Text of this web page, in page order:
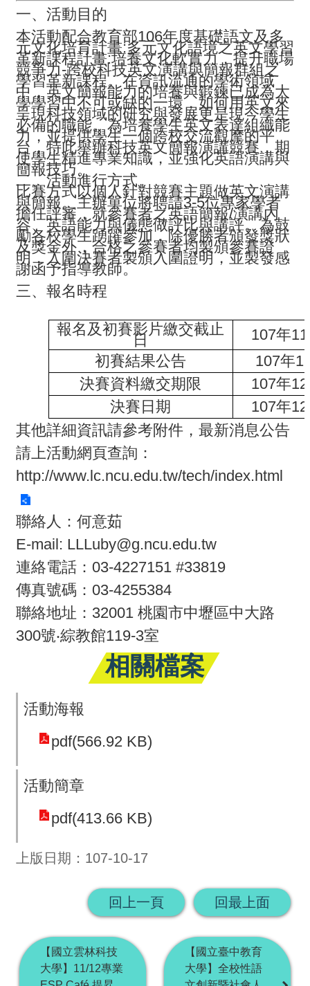
新
訊
息
活
動
訊
息
檔
案
下
載
相
關
頁
網
站
導
覽
一、活動目的
本活動配合教育部106年度基礎語文及多
元文化培育計畫:多元文化語境之英文學習
革新課程計畫:培養文化軟實力，提升職場
競爭力-跨校科技英文演講與簡報群組之
學習革新課程。在資訊流通的學術領域
中，英文簡報能力的培養與鍛鍊已成為大
學學習中不可或缺的一環，如何用英文來
呈現科技領域的研究與發展更是現今學生
必備的職能。為培養學生英文表達組織能
力，並提供學生一個跨校交流觀摩的平
台，特此舉辦科技英文簡報演講競賽，期
使學生精進專業知識，並強化英語演講與
簡報技巧。
二、活動進行方式
比賽方式以個人針對競賽主題做英文演講
與簡報。主辦單位將聘請3-5位專家學者
擔任評審，就參賽者之英語簡報/演講內
容、英語能力與儀態做評比與講評。為鼓
勵各校學生踴躍參加，除優勝者頒發獎狀
及獎金外，合格之參賽者均製頒參賽證
明，入圍決賽者製頒入圍證明，並製發感
謝函予指導教師。
三、報名時程
報名及初賽影片繳交截止
日
107年
初賽結果公告
107年
決賽資料繳交期限
107年
決賽日期
107年
其他詳細資訊請參考附件，最新消息公告
請上活動網頁查詢：
http://www.lc.ncu.edu.tw/tech/index.html
聯絡人：何意茹
E-mail: LLLuby@g.ncu.edu.tw
連絡電話：03-4227151 #33819
傳真號碼：03-4255384
聯絡地址：32001 桃園市中壢區中大路
300號‧綜教館119-3室
相關檔案
活動海報
pdf(566.92 KB)
活動簡章
pdf(413.66 KB)
上版日期：107-10-17
回上一頁 回最上面
【國立雲林科技
大學】11/12專業
【國立臺中教育
大學】全校性語